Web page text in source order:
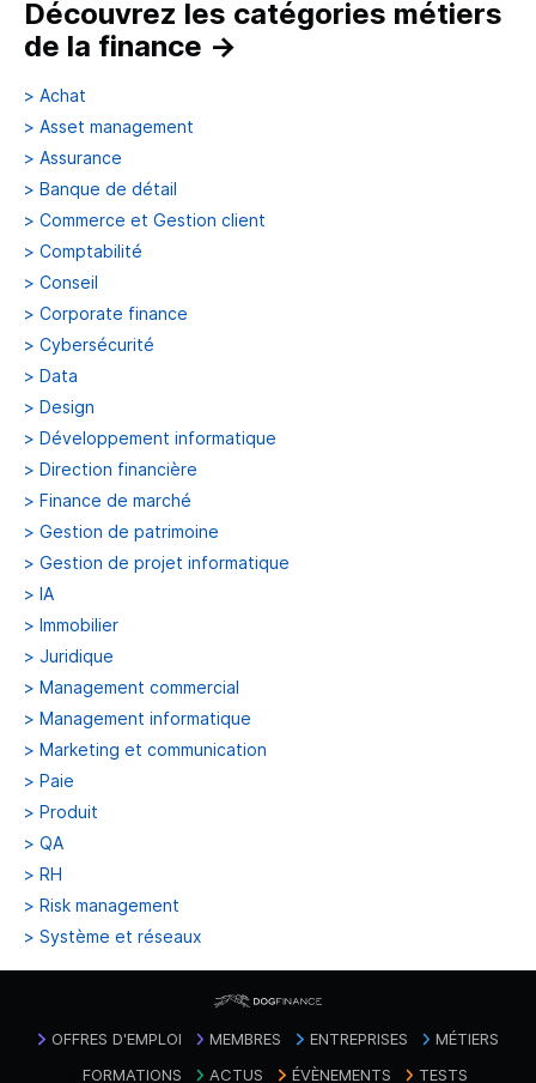
Découvrez les catégories métiers
de la finance →
> Achat
> Asset management
> Assurance
> Banque de détail
> Commerce et Gestion client
> Comptabilité
> Conseil
> Corporate finance
> Cybersécurité
> Data
> Design
> Développement informatique
> Direction financière
> Finance de marché
> Gestion de patrimoine
> Gestion de projet informatique
> IA
> Immobilier
> Juridique
> Management commercial
> Management informatique
> Marketing et communication
> Paie
> Produit
> QA
> RH
> Risk management
> Système et réseaux
OFFRES D'EMPLOI MEMBRES ENTREPRISES
MÉTIERS
FORMATIONS
ACTUS ÉVÈNEMENTS TESTS